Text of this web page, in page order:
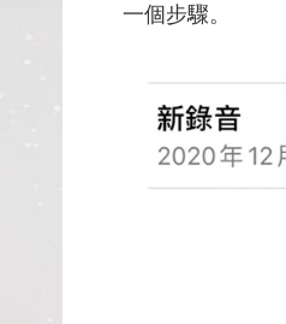
一個步驟。